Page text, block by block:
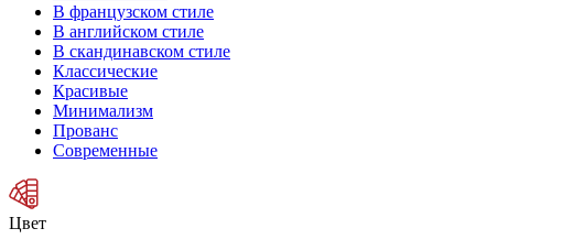
В французском стиле
В английском стиле
В скандинавском стиле
Классические
Красивые
Минимализм
Прованс
Современные
Цвет